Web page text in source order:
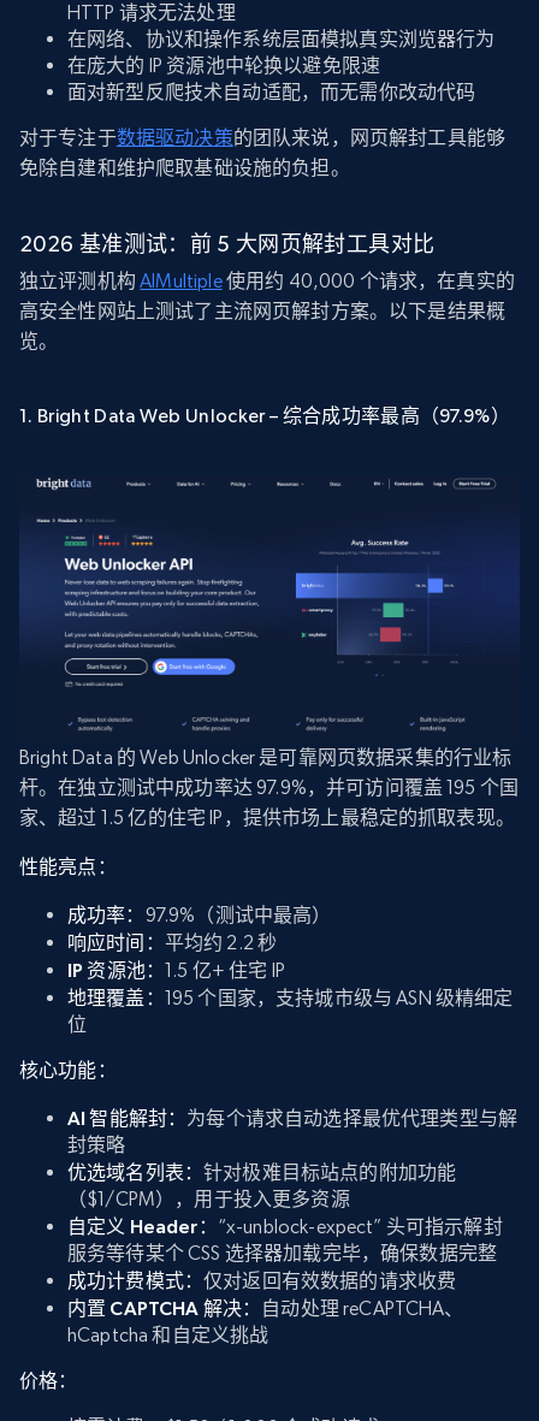
HTTP 请求无法处理
在网络、协议和操作系统层面模拟真实浏览器行为
在庞大的 IP 资源池中轮换以避免限速
面对新型反爬技术自动适配，而无需你改动代码
对于专注于数据驱动决策的团队来说，网页解封工具能够
免除自建和维护爬取基础设施的负担。
2026 基准测试：前 5 大网页解封工具对比
独立评测机构AIMultiple使用约 40,000 个请求，在真实的
高安全性网站上测试了主流网页解封方案。以下是结果概
览。
1. Bright Data Web Unlocker – 综合成功率最高（97.9%）
Bright Data 的 Web Unlocker 是可靠网页数据采集的行业标
杆。在独立测试中成功率达 97.9%，并可访问覆盖 195 个国
家、超过 1.5 亿的住宅 IP，提供市场上最稳定的抓取表现。
性能亮点：
成功率： 97.9%（测试中最高）
响应时间： 平均约 2.2 秒
IP 资源池：1.5 亿+ 住宅 IP
地理覆盖： 195 个国家，支持城市级与 ASN 级精细定
位
核心功能：
AI 智能解封： 为每个请求自动选择最优代理类型与解
封策略
优选域名列表：针对极难目标站点的附加功能
（$1/CPM），用于投入更多资源
自定义 Header： “x-unblock-expect” 头可指示解封
服务等待某个 CSS 选择器加载完毕，确保数据完整
成功计费模式：仅对返回有效数据的请求收费
内置 CAPTCHA 解决： 自动处理 reCAPTCHA、
hCaptcha 和自定义挑战
价格：